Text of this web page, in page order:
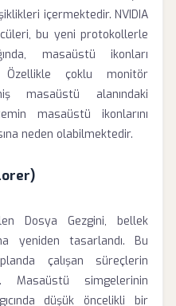
içermektedir. NVIDIA
bu yeni protokollerle
masaüstü ikonları
çoklu monitör
masaüstü alanındaki
masaüstü ikonlarını
neden olabilmektedir.
Dosya Gezgini, bellek
yeniden tasarlandı. Bu
çalışan süreçlerin
Masaüstü simgelerinin
düşük öncelikli bir